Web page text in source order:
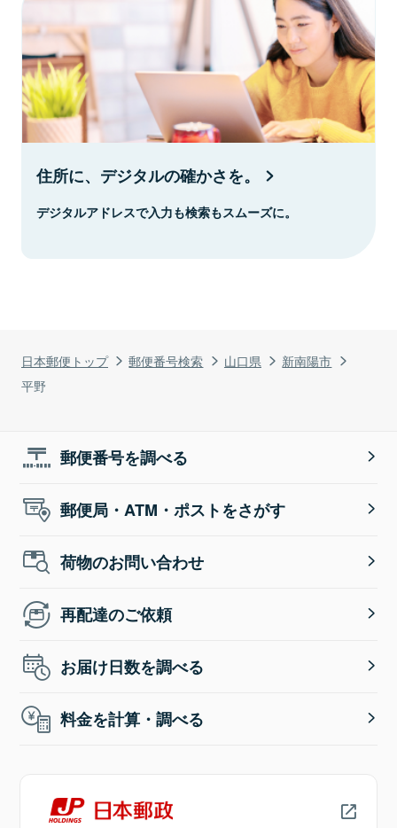
日本郵便トップ 郵便番号検索 山口県
新南陽市
平野
住所に、デジタルの確かさを。
デジタルアドレスで入力も検索もスムーズに。
郵便番号を調べる
郵便局・ATM・ポストをさがす
荷物のお問い合わせ
再配達のご依頼
お届け日数を調べる
料金を計算・調べる